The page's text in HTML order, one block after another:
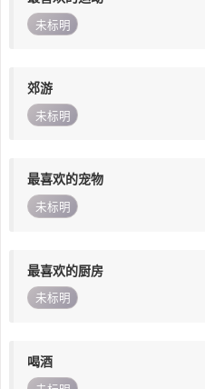
未标明
郊游
未标明
最喜欢的宠物
未标明
最喜欢的厨房
未标明
喝酒